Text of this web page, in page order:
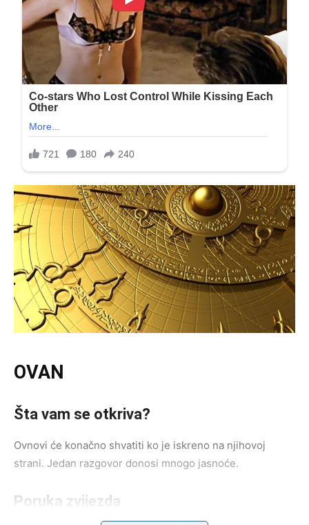
OVAN
Šta vam se otkriva?
Ovnovi će konačno shvatiti ko je iskreno na njihovoj
strani. Jedan razgovor donosi mnogo jasnoće.
Poruka zvijezda